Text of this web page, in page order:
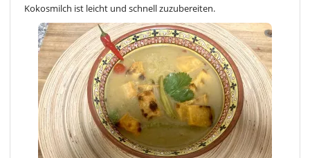
Kokosmilch ist leicht und schnell zuzubereiten.